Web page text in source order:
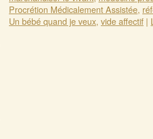
Procrétion Médicalement Assistée,
Un bébé quand je veux, vide affectif |